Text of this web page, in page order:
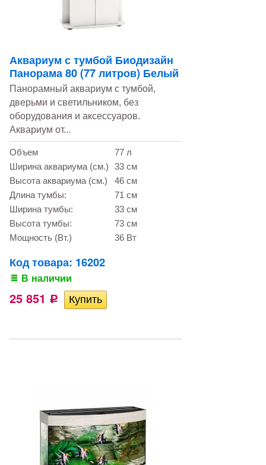
Аквариум с тумбой Биодизайн
Панорама 80 (77 литров) Белый
Панорамный аквариум с тумбой,
дверьми и светильником, без
оборудования и аксессуаров.
Аквариум от...
Объем
77 л
Ширина аквариума (см.)
33 см
Высота аквариума (см.)
46 см
Длина тумбы:
71 см
Ширина тумбы:
33 см
Высота тумбы:
73 см
Мощность (Вт.)
36 Вт
Код товара: 16202
В наличии
25 851 Р